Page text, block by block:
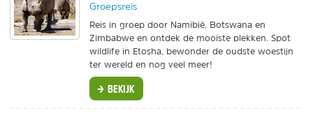
Groepsreis
Reis in groep door Namibië, Botswana en
Zimbabwe en ontdek de mooiste plekken. Spot
wildlife in Etosha, bewonder de oudste woestijn
ter wereld en nog veel meer!
BEKIJK